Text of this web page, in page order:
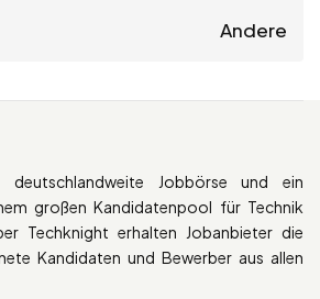
Andere
deutschlandweite Jobbörse und ein
großen Kandidatenpool für Technik
Techknight erhalten Jobanbieter die
Kandidaten und Bewerber aus allen